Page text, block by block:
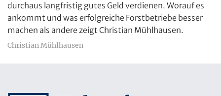
durchaus langfristig gutes Geld verdienen. Worauf es
ankommt und was erfolgreiche Forstbetriebe besser
machen als andere zeigt Christian Mühlhausen.
Christian Mühlhausen